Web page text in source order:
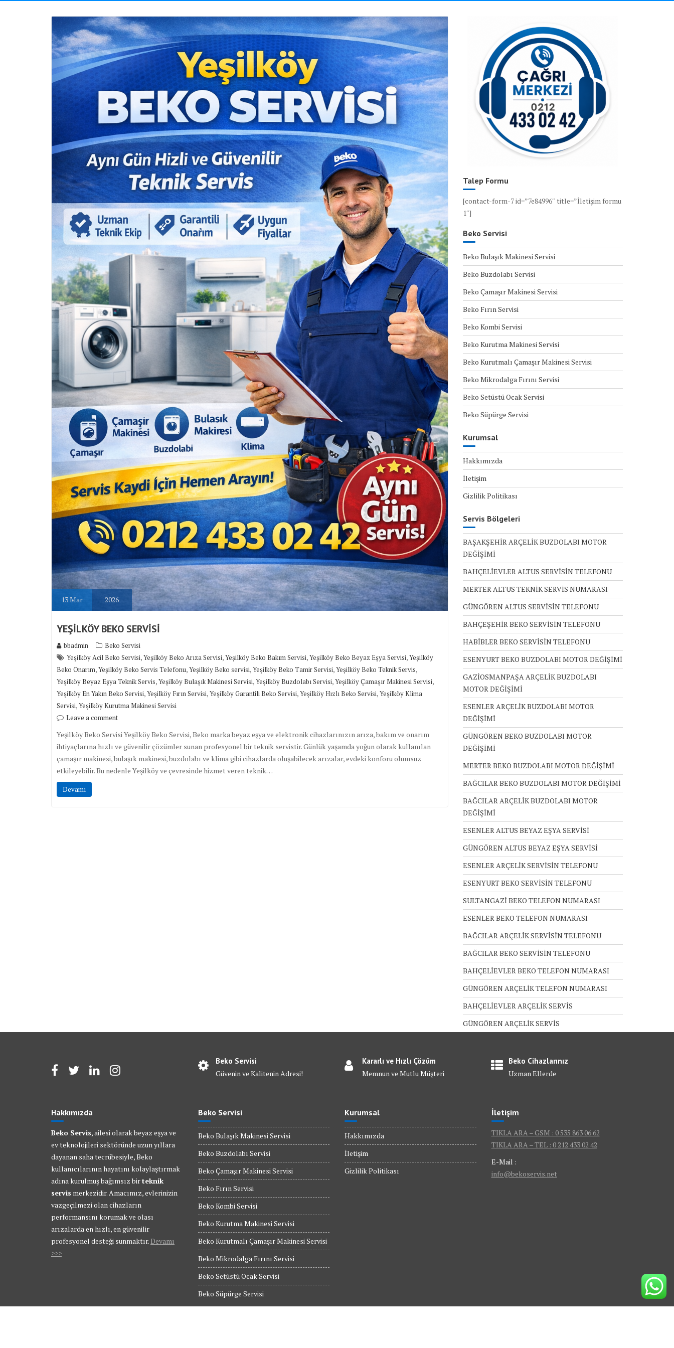
13Mar 2026
YEŞİLKÖY BEKO SERVİSİ
bbadmin
Beko Servisi
Yeşilköy Acil Beko Servisi,Yeşilköy Beko Arıza Servisi,Yeşilköy Beko Bakım Servisi,Yeşilköy Beko Beyaz Eşya Servisi,Yeşilköy
Beko Onarım,Yeşilköy Beko Servis Telefonu,Yeşilköy Beko servisi,Yeşilköy Beko Tamir Servisi,Yeşilköy Beko Teknik Servis,
Yeşilköy Beyaz Eşya Teknik Servis,Yeşilköy Bulaşık Makinesi Servisi,Yeşilköy Buzdolabı Servisi,Yeşilköy Çamaşır Makinesi Servisi,
Yeşilköy En Yakın Beko Servisi,Yeşilköy Fırın Servisi,Yeşilköy Garantili Beko Servisi,Yeşilköy Hızlı Beko Servisi,Yeşilköy Klima
Servisi,Yeşilköy Kurutma Makinesi Servisi
Leave a comment
Yeşilköy Beko Servisi Yeşilköy Beko Servisi, Beko marka beyaz eşya ve elektronik cihazlarınızın arıza, bakım ve onarım
ihtiyaçlarına hızlı ve güvenilir çözümler sunan profesyonel bir teknik servistir. Günlük yaşamda yoğun olarak kullanılan
çamaşır makinesi, bulaşık makinesi, buzdolabı ve klima gibi cihazlarda oluşabilecek arızalar, evdeki konforu olumsuz
etkileyebilir. Bu nedenle Yeşilköy ve çevresinde hizmet veren teknik…
Devamı
Talep Formu
[contact-form-7 id=”7e84996″ title=”İletişim formu
1″]
Beko Servisi
Beko Bulaşık Makinesi Servisi
Beko Buzdolabı Servisi
Beko Çamaşır Makinesi Servisi
Beko Fırın Servisi
Beko Kombi Servisi
Beko Kurutma Makinesi Servisi
Beko Kurutmalı Çamaşır Makinesi Servisi
Beko Mikrodalga Fırını Servisi
Beko Setüstü Ocak Servisi
Beko Süpürge Servisi
Kurumsal
Hakkımızda
İletişim
Gizlilik Politikası
Servis Bölgeleri
BAŞAKŞEHİR ARÇELİK BUZDOLABI MOTOR
DEĞİŞİMİ
BAHÇELİEVLER ALTUS SERVİSİN TELEFONU
MERTER ALTUS TEKNİK SERVİS NUMARASI
GÜNGÖREN ALTUS SERVİSİN TELEFONU
BAHÇEŞEHİR BEKO SERVİSİN TELEFONU
HABİBLER BEKO SERVİSİN TELEFONU
ESENYURT BEKO BUZDOLABI MOTOR DEĞİŞİMİ
GAZİOSMANPAŞA ARÇELİK BUZDOLABI
MOTOR DEĞİŞİMİ
ESENLER ARÇELİK BUZDOLABI MOTOR
DEĞİŞİMİ
GÜNGÖREN BEKO BUZDOLABI MOTOR
DEĞİŞİMİ
MERTER BEKO BUZDOLABI MOTOR DEĞİŞİMİ
BAĞCILAR BEKO BUZDOLABI MOTOR DEĞİŞİMİ
BAĞCILAR ARÇELİK BUZDOLABI MOTOR
DEĞİŞİMİ
ESENLER ALTUS BEYAZ EŞYA SERVİSİ
GÜNGÖREN ALTUS BEYAZ EŞYA SERVİSİ
ESENLER ARÇELİK SERVİSİN TELEFONU
ESENYURT BEKO SERVİSİN TELEFONU
SULTANGAZİ BEKO TELEFON NUMARASI
ESENLER BEKO TELEFON NUMARASI
BAĞCILAR ARÇELİK SERVİSİN TELEFONU
BAĞCILAR BEKO SERVİSİN TELEFONU
BAHÇELİEVLER BEKO TELEFON NUMARASI
GÜNGÖREN ARÇELİK TELEFON NUMARASI
BAHÇELİEVLER ARÇELİK SERVİS
GÜNGÖREN ARÇELİK SERVİS
Beko Servisi
Güvenin ve Kalitenin Adresi!
Kararlı ve Hızlı Çözüm
Memnun ve Mutlu Müşteri
Beko Cihazlarınız
Uzman Ellerde
Hakkımızda
Beko Servis, ailesi olarak beyaz eşya ve
ev teknolojileri sektöründe uzun yıllara
dayanan saha tecrübesiyle, Beko
kullanıcılarının hayatını kolaylaştırmak
adına kurulmuş bağımsız birteknik
servis merkezidir. Amacımız, evlerinizin
vazgeçilmezi olan cihazların
performansını korumak ve olası
arızalarda en hızlı, en güvenilir
profesyonel desteği sunmaktır. Devamı
>>>
Beko Servisi
Beko Bulaşık Makinesi Servisi
Beko Buzdolabı Servisi
Beko Çamaşır Makinesi Servisi
Beko Fırın Servisi
Beko Kombi Servisi
Beko Kurutma Makinesi Servisi
Beko Kurutmalı Çamaşır Makinesi Servisi
Beko Mikrodalga Fırını Servisi
Beko Setüstü Ocak Servisi
Beko Süpürge Servisi
Kurumsal
Hakkımızda
İletişim
Gizlilik Politikası
İletişim
TIKLA ARA – GSM : 0 535 863 06 62
TIKLA ARA – TEL : 0 212 433 02 42
E-Mail :
info@bekoservis.net